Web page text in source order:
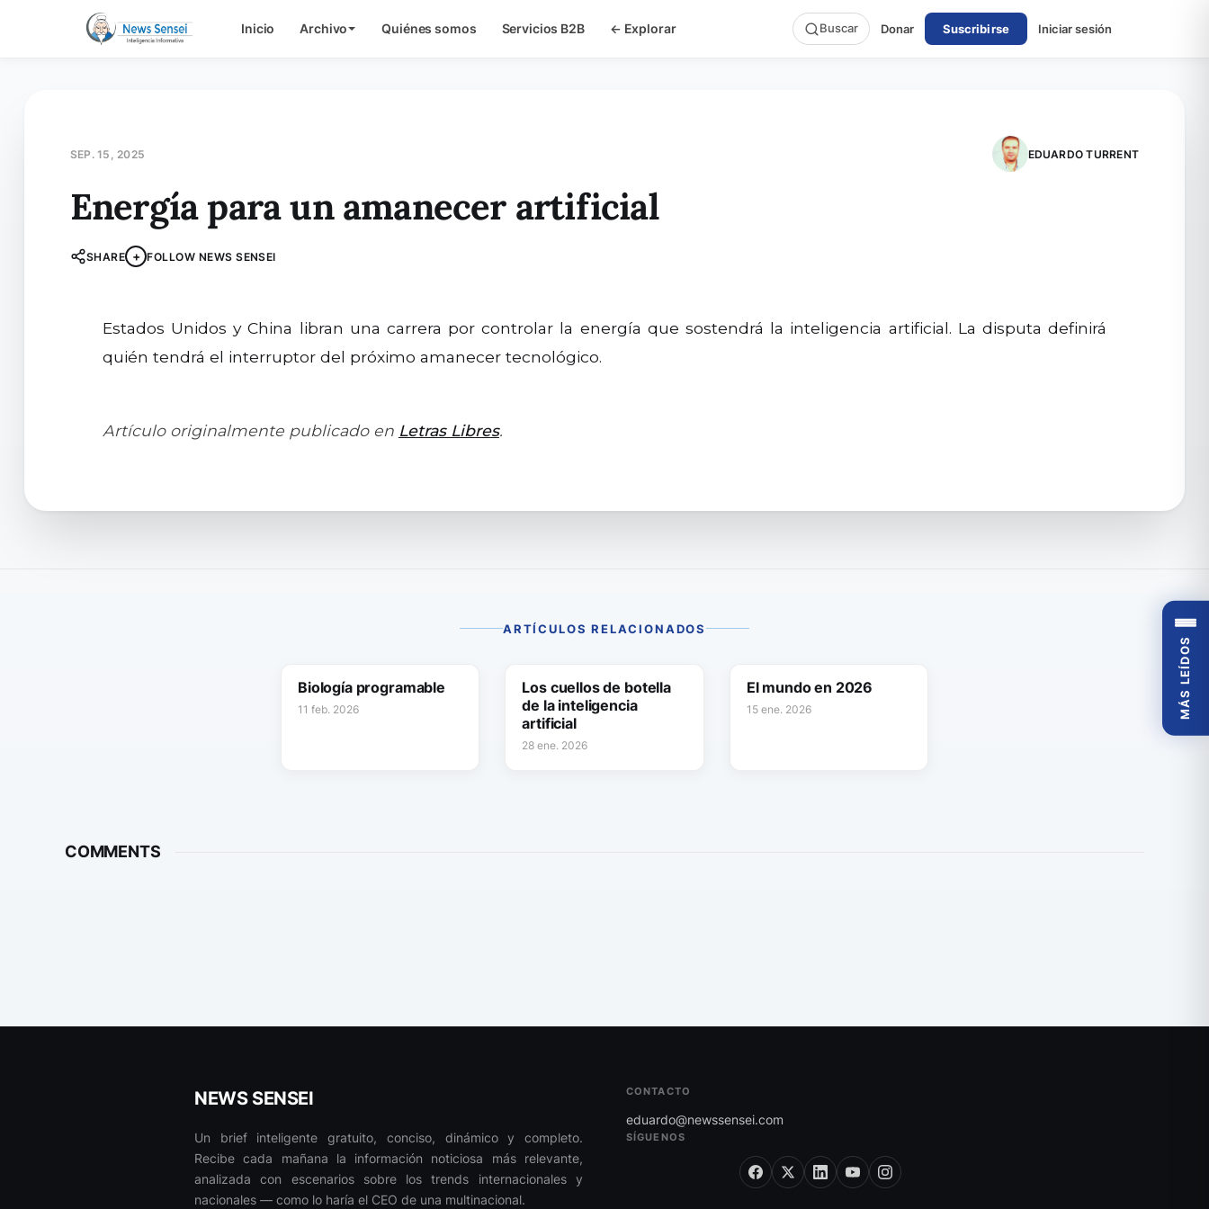
Inicio Archivo Quiénes somos Servicios B2B ← Explorar Buscar Donar Suscribirse Iniciar sesión
SEP. 15, 2025 EDUARDO TURRENT
Energía para un amanecer artificial
SHARE + FOLLOW NEWS SENSEI
Estados Unidos y China libran una carrera por controlar la energía que sostendrá la inteligencia artificial. La disputa definirá
quién tendrá el interruptor del próximo amanecer tecnológico.
Artículo originalmente publicado en Letras Libres.
ARTÍCULOS RELACIONADOS
Biología programable
11 feb. 2026
Los cuellos de botella
de la inteligencia
artificial
28 ene. 2026
El mundo en 2026
15 ene. 2026
COMMENTS
NEWS SENSEI
Un brief inteligente gratuito, conciso, dinámico y completo.
Recibe cada mañana la información noticiosa más relevante,
analizada con escenarios sobre los trends internacionales y
nacionales — como lo haría el CEO de una multinacional.
CONTACTO
eduardo@newssensei.com
SÍGUENOS
MÁS LEÍDOS